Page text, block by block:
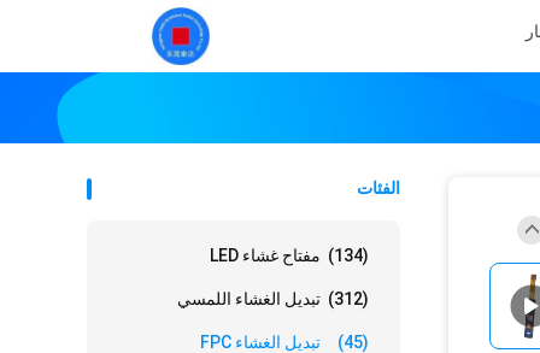
الفئات
مفتاح غشاء LED (134)
تبديل الغشاء اللمسي (312)
تبديل الغشاء FPC (45)